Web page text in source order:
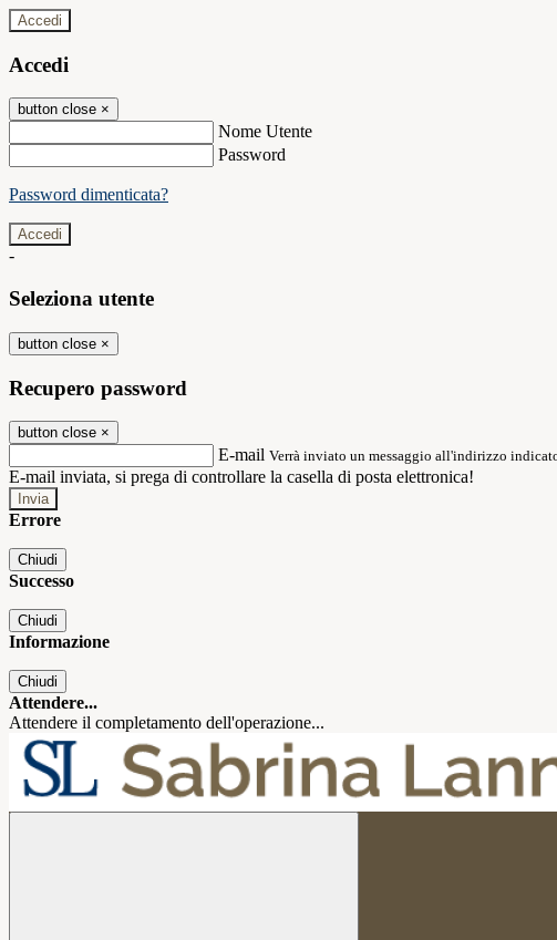
Accedi
Accedi
button close ×
Nome Utente
Password
Password dimenticata?
-
Seleziona utente
button close ×
Recupero password
button close ×
E-mail Verrà inviato un messaggio all'indirizzo
E-mail inviata, si prega di controllare la casella di posta elettronica!
Errore
Chiudi
Successo
Chiudi
Informazione
Chiudi
Attendere...
Attendere il completamento dell'operazione...